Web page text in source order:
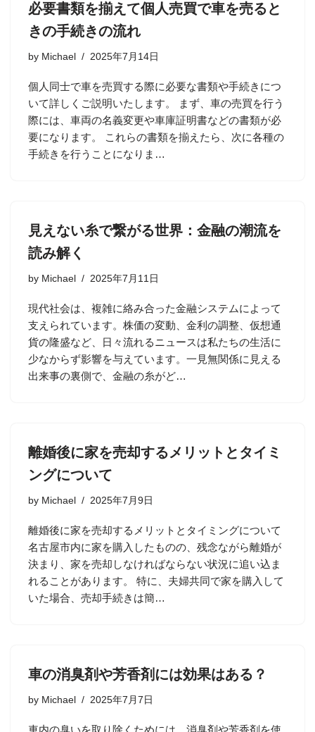
必要書類を揃えて個人売買で車を売ると
きの手続きの流れ
by Michael 2025年7月14日
個人同士で車を売買する際に必要な書類や手続きにつ
いて詳しくご説明いたします。 まず、車の売買を行う
際には、車両の名義変更や車庫証明書などの書類が必
要になります。 これらの書類を揃えたら、次に各種の
手続きを行うことになりま…
見えない糸で繋がる世界：金融の潮流を
読み解く
by Michael 2025年7月11日
現代社会は、複雑に絡み合った金融システムによって
支えられています。株価の変動、金利の調整、仮想通
貨の隆盛など、日々流れるニュースは私たちの生活に
少なからず影響を与えています。一見無関係に見える
出来事の裏側で、金融の糸がど…
離婚後に家を売却するメリットとタイミ
ングについて
by Michael 2025年7月9日
離婚後に家を売却するメリットとタイミングについて
名古屋市内に家を購入したものの、残念ながら離婚が
決まり、家を売却しなければならない状況に追い込ま
れることがあります。 特に、夫婦共同で家を購入して
いた場合、売却手続きは簡…
車の消臭剤や芳香剤には効果はある？
by Michael 2025年7月7日
車内の臭いを取り除くためには、消臭剤や芳香剤を使